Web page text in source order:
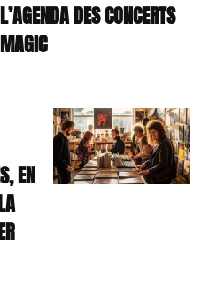
L’AGENDA DES CONCERTS
MAGIC
EN